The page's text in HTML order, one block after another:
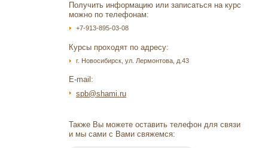
Получить информацию или записаться на курс
можно по телефонам:
+7-913-895-03-08
Курсы проходят по адресу:
г. Новосибирск, ул. Лермонтова, д.43
E-mail:
spb@shami.ru
Также Вы можете оставить телефон для связи
и мы сами с Вами свяжемся: